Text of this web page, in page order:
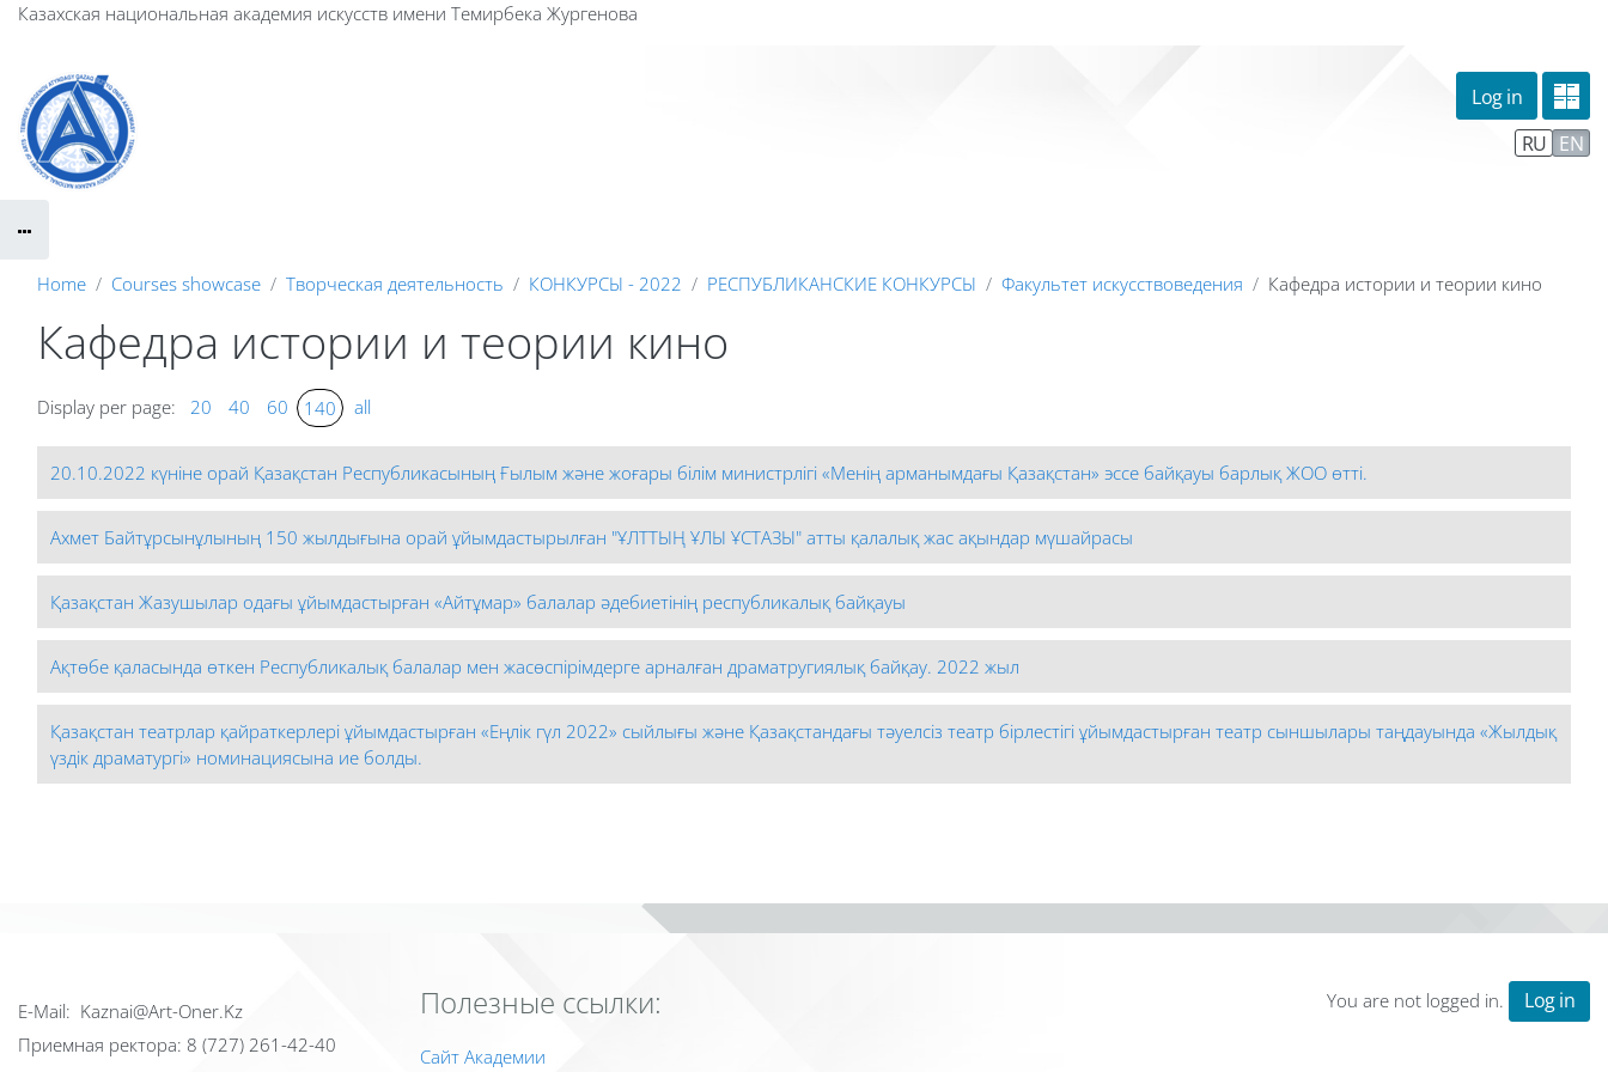
Skip to main content
Казахская национальная академия искусств имени Темирбека Жургенова
Log in
RU EN
Home Courses showcase Творческая деятельность КОНКУРСЫ - 2022 РЕСПУБЛИКАНСКИЕ КОНКУРСЫ Факультет искусствоведения Кафедра истории и теории кино
Кафедра истории и теории кино
Display per page: 20 40 60 140 all
20.10.2022 күніне орай Қазақстан Республикасының Ғылым және жоғары білім министрлігі «Менің арманымдағы Қазақстан» эссе байқауы барлық ЖОО өтті.
Ахмет Байтұрсынұлының 150 жылдығына орай ұйымдастырылған "ҰЛТТЫҢ ҰЛЫ ҰСТАЗЫ" атты қалалық жас ақындар мүшайрасы
Қазақстан Жазушылар одағы ұйымдастырған «Айтұмар» балалар әдебиетінің республикалық байқауы
Ақтөбе қаласында өткен Республикалық балалар мен жасөспірімдерге арналған драматругиялық байқау. 2022 жыл
Қазақстан театрлар қайраткерлері ұйымдастырған «Еңлік гүл 2022» сыйлығы және Қазақстандағы тәуелсіз театр бірлестігі ұйымдастырған театр сыншылары таңдауында «Жылдық
үздік драматургі» номинациясына ие болды.
Е-Mail: Kaznai@Art-Oner.Kz
Приемная ректора: 8 (727) 261-42-40
Полезные ссылки:
Сайт Академии
You are not logged in. Log in